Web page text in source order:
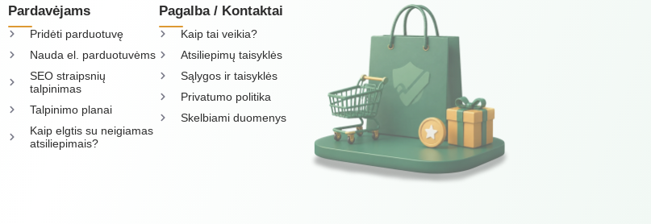
Pardavėjams
Pridėti parduotuvę
Nauda el. parduotuvėms
SEO straipsnių
talpinimas
Talpinimo planai
Kaip elgtis su neigiamas
atsiliepimais?
Pagalba / Kontaktai
Kaip tai veikia?
Atsiliepimų taisyklės
Sąlygos ir taisyklės
Privatumo politika
Skelbiami duomenys